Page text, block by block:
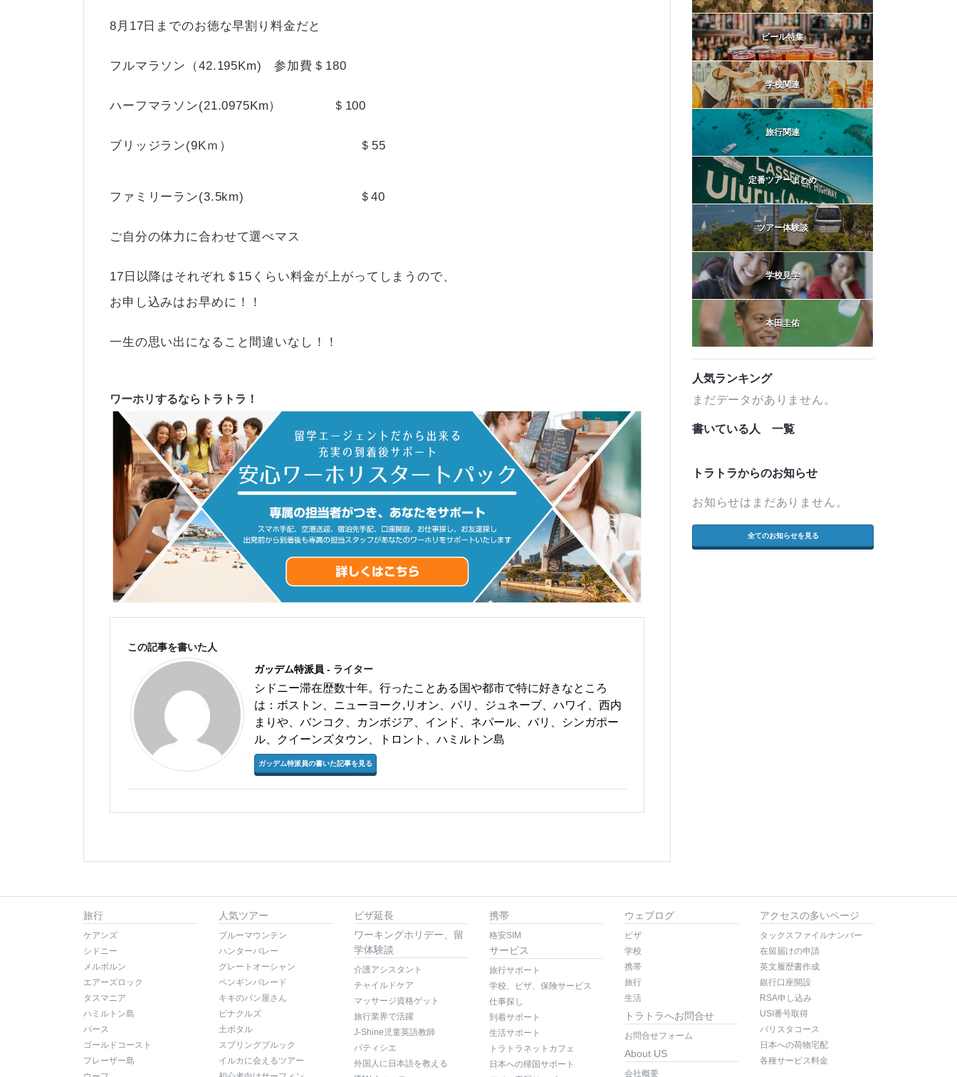
8月17日までのお徳な早割り料金だと
フルマラソン（42.195Km) 参加費＄180
ハーフマラソン(21.0975Km） ＄100
ブリッジラン(9Kｍ） ＄55
ファミリーラン(3.5km) ＄40
ご自分の体力に合わせて選べマス
17日以降はそれぞれ＄15くらい料金が上がってしまうので、
お申し込みはお早めに！！
一生の思い出になること間違いなし！！
ワーホリするならトラトラ！
この記事を書いた人
ガッデム特派員 - ライター
シドニー滞在歴数十年。行ったことある国や都市で特に好きなところ
は：ボストン、ニューヨーク,リオン、パリ、ジュネーブ、ハワイ、西内
まりや、バンコク、カンボジア、インド、ネパール、バリ、シンガポー
ル、クイーンズタウン、トロント、ハミルトン島
ガッデム特派員の書いた記事を見る
ビール特集
学校関連
旅行関連
定番ツアーまとめ
ツアー体験談
学校見学
本田圭佑
人気ランキング
まだデータがありません。
書いている人 一覧
トラトラからのお知らせ
お知らせはまだありません。
全てのお知らせを見る
旅行
ケアンズ
シドニー
メルボルン
エアーズロック
タスマニア
ハミルトン島
パース
ゴールドコースト
フレーザー島
人気ツアー
ブルーマウンテン
ハンターバレー
グレートオーシャン
ペンギンパレード
キキのパン屋さん
ピナクルズ
土ボタル
スプリングブルック
イルカに会えるツアー
ビザ延長
ワーキングホリデー、留
学体験談
介護アシスタント
チャイルドケア
マッサージ資格ゲット
旅行業界で活躍
J-Shine児童英語教師
パティシエ
外国人に日本語を教える
携帯
格安SIM
サービス
旅行サポート
学校、ビザ、保険サービス
仕事探し
到着サポート
生活サポート
トラトラネットカフェ
日本への帰国サポート
ウェブログ
ビザ
学校
携帯
旅行
生活
トラトラへお問合せ
お問合せフォーム
About US
会社概要
アクセスの多いページ
タックスファイルナンバー
在留届けの申請
英文履歴書作成
銀行口座開設
RSA申し込み
USI番号取得
バリスタコース
日本への荷物宅配
各種サービス料金